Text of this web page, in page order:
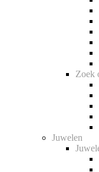
Zoek
Juwelen